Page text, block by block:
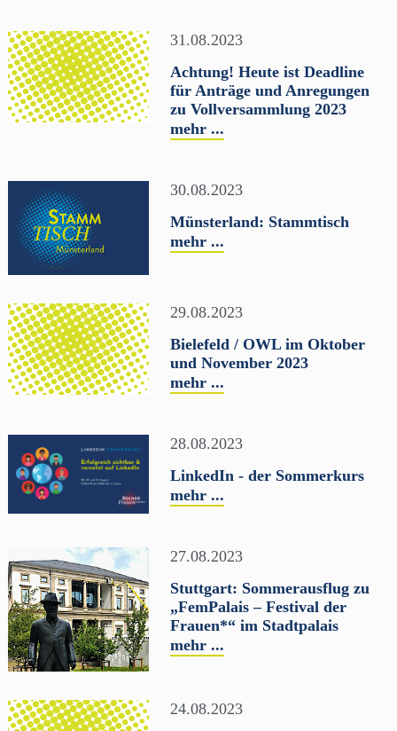
31.08.2023
Achtung! Heute ist Deadline
für Anträge und Anregungen
zu Vollversammlung 2023
mehr ...
30.08.2023
Münsterland: Stammtisch
mehr ...
29.08.2023
Bielefeld / OWL im Oktober
und November 2023
mehr ...
28.08.2023
LinkedIn - der Sommerkurs
mehr ...
27.08.2023
Stuttgart: Sommerausflug zu
„FemPalais – Festival der
Frauen*“ im Stadtpalais
mehr ...
24.08.2023